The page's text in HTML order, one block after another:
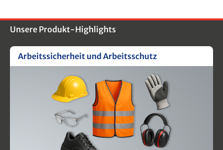
Unsere Produkt-Highlights
Arbeitssicherheit und Arbeitsschutz